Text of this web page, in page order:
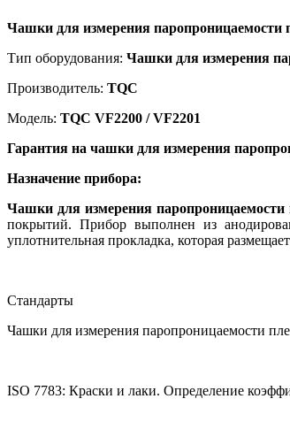
Чашки для измерения паропроницаемости
Тип оборудования: Чашки для измерения
Производитель: TQC
Модель: TQC VF2200 / VF2201
Гарантия на чашки для измерения
Назначение прибора:
Чашки для измерения
покрытий. Прибор выполнен из
уплотнительная прокладка, которая
Стандарты
Чашки для измерения паропроницаемости
ISO 7783: Краски и лаки. Определение